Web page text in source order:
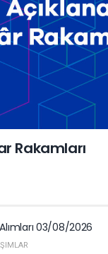
Rakamları
03/08/2026